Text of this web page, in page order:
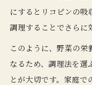
にするとリコピンの吸
調理することでさらに
このように、野菜の
なるため、調理法を選
とが大切です。家庭